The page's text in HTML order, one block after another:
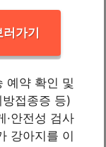
러가기
예약 확인 및
접종증 등)
·안전성 검사
강아지를 이